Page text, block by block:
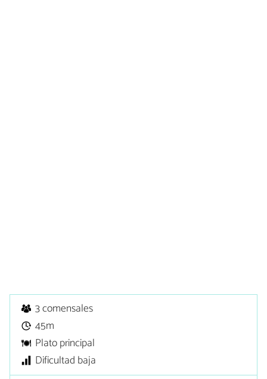
3 comensales
45m
Plato principal
Dificultad baja